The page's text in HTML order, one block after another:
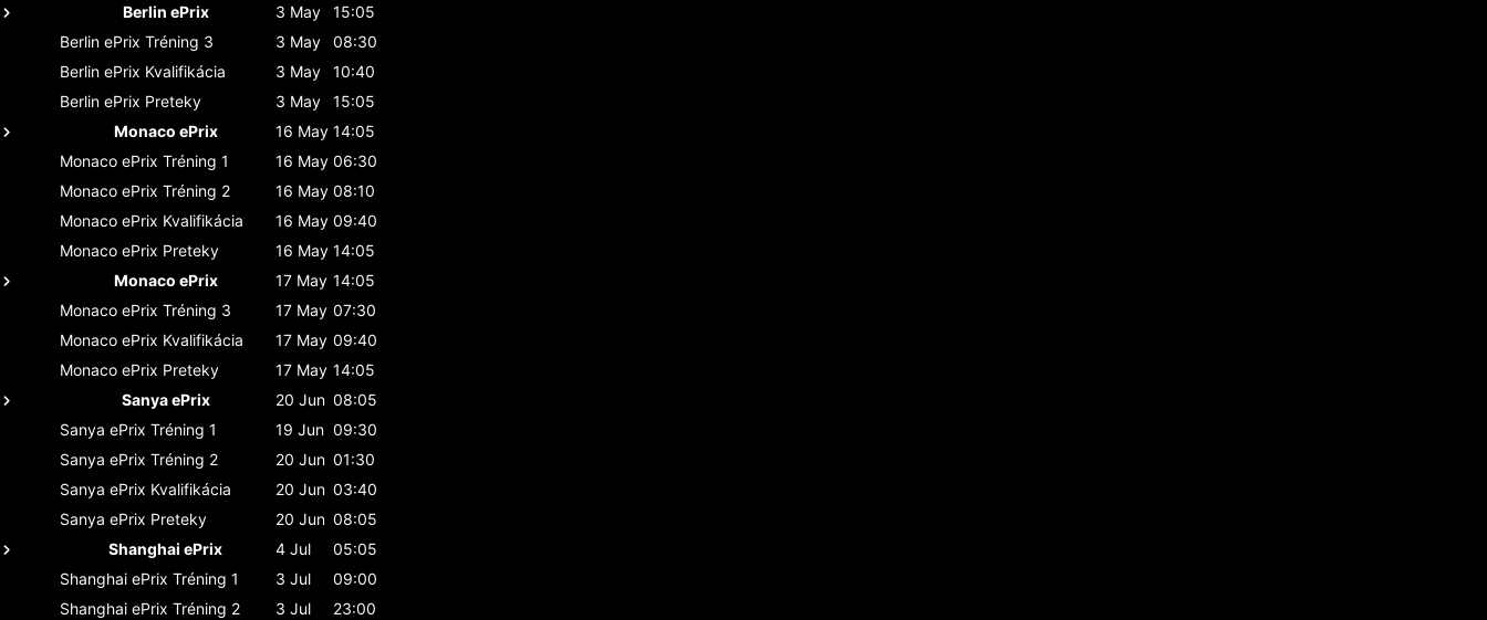
Berlin ePrix
3 May
15:05
Berlin ePrix Tréning 3 3 May
08:30
Berlin ePrix Kvalifikácia 3 May
10:40
Berlin ePrix Preteky 3 May
15:05
Monaco ePrix
16 May 14:05
Monaco ePrix Tréning 1 16 May 06:30
Monaco ePrix Tréning 2 16 May 08:10
Monaco ePrix Kvalifikácia 16 May 09:40
Monaco ePrix Preteky 16 May 14:05
Monaco ePrix
17 May 14:05
Monaco ePrix Tréning 3 17 May 07:30
Monaco ePrix Kvalifikácia 17 May 09:40
Monaco ePrix Preteky 17 May 14:05
Sanya ePrix
20 Jun 08:05
Sanya ePrix Tréning 1 19 Jun 09:30
Sanya ePrix Tréning 2 20 Jun 01:30
Sanya ePrix Kvalifikácia 20 Jun 03:40
Sanya ePrix Preteky 20 Jun 08:05
Shanghai ePrix
4 Jul
05:05
Shanghai ePrix Tréning 1 3 Jul
09:00
Shanghai ePrix Tréning 2 3 Jul
23:00